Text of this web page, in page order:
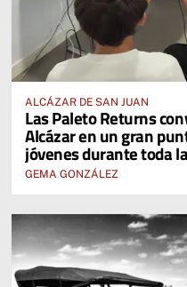
ALCÁZAR DE SAN JUAN
Las Paleto Returns
Alcázar en un gran
jóvenes durante toda
GEMA GONZÁLEZ